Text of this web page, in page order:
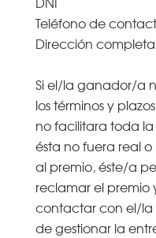
Teléfono de
Dirección
Si el/la ganador/a
los términos y
no facilitara toda
ésta no fuera real
al premio, éste/a
reclamar el premio
contactar con el/la
de gestionar la